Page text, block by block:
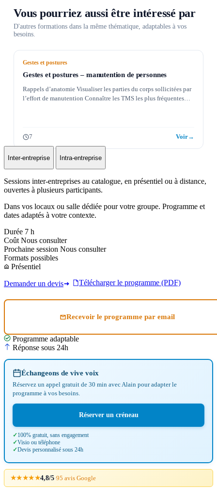
Vous pourriez aussi être intéressé par
D'autres formations dans la même thématique, adaptables à vos
besoins.
Gestes et postures
Gestes et postures – manutention de personnes
Rappels d’anatomie Visualiser les parties du corps sollicitées par
l’effort de manutention Connaître les TMS les plus fréquentes…
7 Voir→
Inter-entreprise Intra-entreprise
Sessions inter-entreprises au catalogue, en présentiel ou à distance,
ouvertes à plusieurs participants.
Dans vos locaux ou salle dédiée pour votre groupe. Programme et
dates adaptés à votre contexte.
Durée 7 h
Coût Nous consulter
Prochaine session Nous consulter
Formats possibles
Présentiel
Demander un devis Télécharger le programme (PDF)
Recevoir le programme par email
Programme adaptable
Réponse sous 24h
Échangeons de vive voix
Réservez un appel gratuit de 30 min avec Alain pour adapter le
programme à vos besoins.
Réserver un créneau
100% gratuit, sans engagement
Visio ou téléphone
Devis personnalisé sous 24h
★★★★★4,8/5·95 avis Google